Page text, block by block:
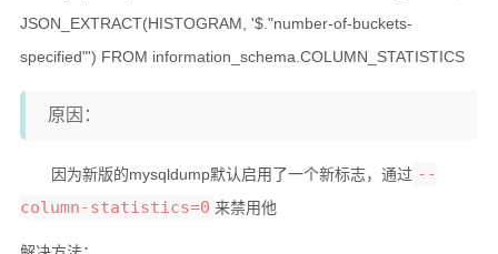
JSON_EXTRACT(HISTOGRAM, '$."number-of-buckets-
specified"') FROM information_schema.COLUMN_STATISTICS
原因：
因为新版的mysqldump默认启用了一个新标志，通过 --
column-statistics=0 来禁用他